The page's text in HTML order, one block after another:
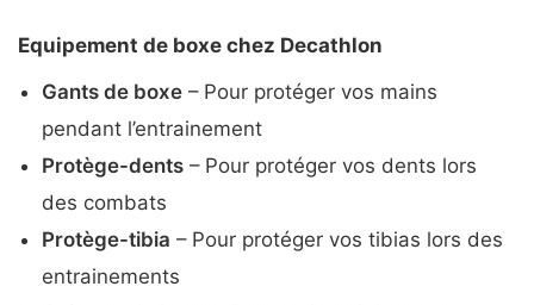
Equipement de boxe chez Decathlon
Gants de boxe – Pour protéger vos mains
pendant l’entrainement
Protège-dents – Pour protéger vos dents lors
des combats
Protège-tibia – Pour protéger vos tibias lors des
entrainements